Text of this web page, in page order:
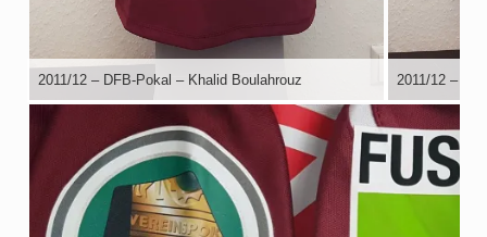
2011/12 – DFB-Pokal – Khalid Boulahrouz 2011/12 –